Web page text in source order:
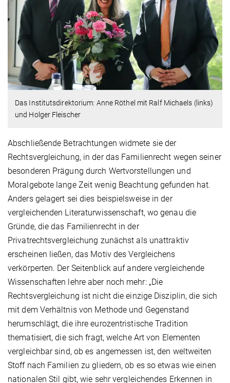
Das Institutsdirektorium: Anne Röthel mit Ralf Michaels (links)
und Holger Fleischer
Abschließende Betrachtungen widmete sie der
Rechtsvergleichung, in der das Familienrecht wegen seiner
besonderen Prägung durch Wertvorstellungen und
Moralgebote lange Zeit wenig Beachtung gefunden hat.
Anders gelagert sei dies beispielsweise in der
vergleichenden Literaturwissenschaft, wo genau die
Gründe, die das Familienrecht in der
Privatrechtsvergleichung zunächst als unattraktiv
erscheinen ließen, das Motiv des Vergleichens
verkörperten. Der Seitenblick auf andere vergleichende
Wissenschaften lehre aber noch mehr: „Die
Rechtsvergleichung ist nicht die einzige Disziplin, die sich
mit dem Verhältnis von Methode und Gegenstand
herumschlägt, die ihre eurozentristische Tradition
thematisiert, die sich fragt, welche Art von Elementen
vergleichbar sind, ob es angemessen ist, den weltweiten
Stoff nach Familien zu gliedern, ob es so etwas wie einen
nationalen Stil gibt, wie sehr vergleichendes Erkennen in